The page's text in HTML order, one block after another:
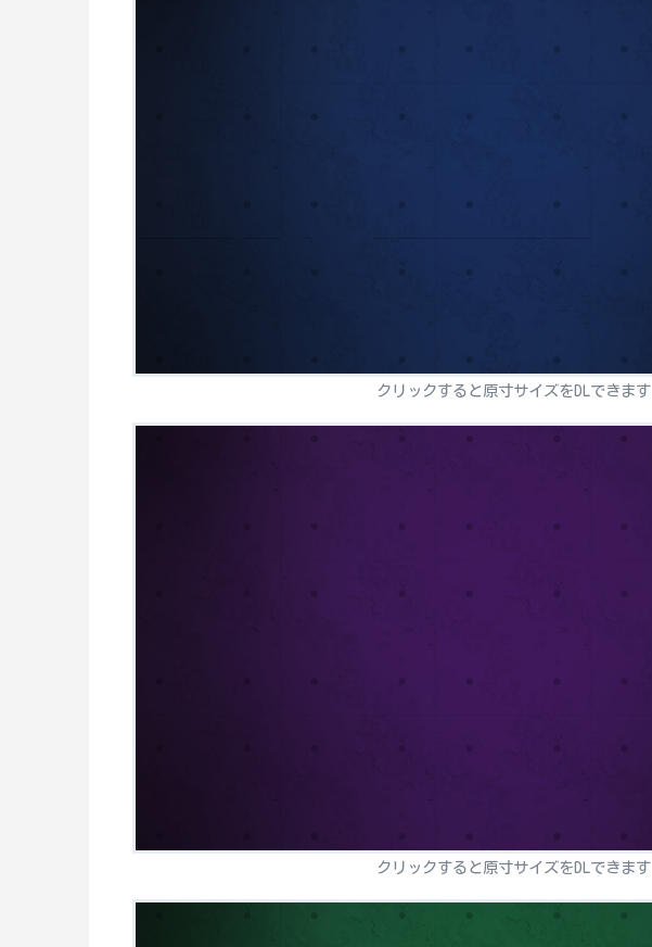
クリックすると原寸サイズをDLできます
クリックすると原寸サイズをDLできます